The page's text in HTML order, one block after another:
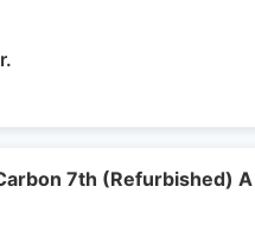
7th (Refurbished)